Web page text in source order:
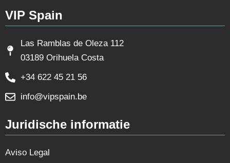
VIP Spain
Las Ramblas de Oleza 112
03189 Orihuela Costa
+34 622 45 21 56
info@vipspain.be
Juridische informatie
Aviso Legal